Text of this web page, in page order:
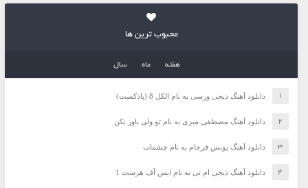
محبوب ترین ها
هفته ماه سال
دانلود آهنگ دیجی ورسی به نام الکل 8 (پادکست)
دانلود آهنگ مصطفی میری به نام تو ولی باور نکن
دانلود آهنگ یونس فرجام به نام چشمات
دانلود آهنگ دیجی ام تی به نام ایس آف هرست 1